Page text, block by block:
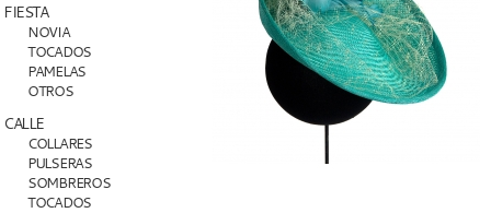
FIESTA
NOVIA
TOCADOS
PAMELAS
OTROS
CALLE
COLLARES
PULSERAS
SOMBREROS
TOCADOS